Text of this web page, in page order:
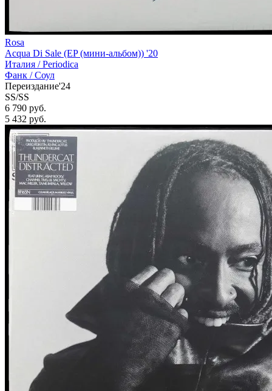
Rosa
Acqua Di Sale (EP (мини-альбом)) '20
Италия /Periodica
Фанк / Соул
Переиздание'24
SS/SS
6 790 руб.
5 432 руб.